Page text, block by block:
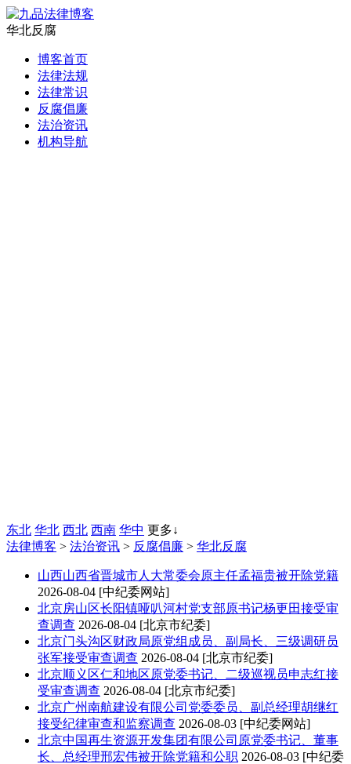
华北反腐
博客首页
法律法规
法律常识
反腐倡廉
法治资讯
机构导航
东北 华北 西北 西南 华中 更多↓
法律博客 > 法治资讯 > 反腐倡廉 > 华北反腐
山西山西省晋城市人大常委会原主任孟福贵被开除党籍
2026-08-04 [中纪委网站]
北京房山区长阳镇哑叭河村党支部原书记杨更田接受审
查调查 2026-08-04 [北京市纪委]
北京门头沟区财政局原党组成员、副局长、三级调研员
张军接受审查调查 2026-08-04 [北京市纪委]
北京顺义区仁和地区原党委书记、二级巡视员申志红接
受审查调查 2026-08-04 [北京市纪委]
北京广州南航建设有限公司党委委员、副总经理胡继红
接受纪律审查和监察调查 2026-08-03 [中纪委网站]
北京中国再生资源开发集团有限公司原党委书记、董事
长、总经理邢宏伟被开除党籍和公职 2026-08-03 [中纪委